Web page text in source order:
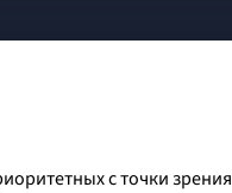
с точки зрения